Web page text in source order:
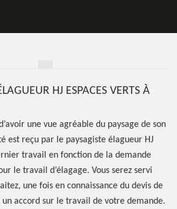
HJ ESPACES VERTS À
une vue agréable du paysage de son
est reçu par le paysagiste élagueur HJ
travail en fonction de la demande
le travail d’élagage. Vous serez servi
une fois en connaissance du devis de
un accord sur le travail de votre demande.